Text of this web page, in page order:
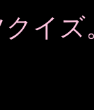
イズ